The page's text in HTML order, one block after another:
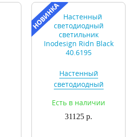
Настенный
светодиодный
Inodesign Ridn Black
40.6195
Есть в наличии
31125 р.